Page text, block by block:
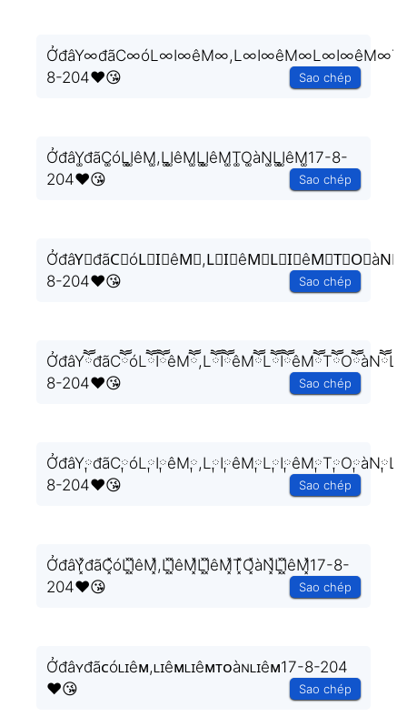
8-204❤️😘
Sao chép
ỞđâY͚đãC͚óL͚I͚êM͚,L͚I͚êM͚L͚I͚êM͚T͚O͚àN͚L͚I͚êM͚17-8-
204❤️😘
Sao chép
8-204❤️😘
Sao chép
8-204❤️😘
Sao chép
8-204❤️😘
Sao chép
ỞđâY͓̽đãC͓̽óL͓̽I͓̽êM͓̽,L͓̽I͓̽êM͓̽L͓̽I͓̽êM͓̽T͓̽O͓̽àN͓̽L͓̽I͓̽êM͓̽17-8-
204❤️😘
Sao chép
Ởđâʏđãᴄóʟɪêᴍ,ʟɪêᴍʟɪêᴍᴛᴏàɴʟɪêᴍ17-8-204
❤️😘
Sao chép